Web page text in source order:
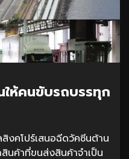
ห้คนขับรถบรรทุก
คโปร์เสนอฉีดวัคซีนต้าน
นค้าที่ขนส่งสินค้าจำเป็น